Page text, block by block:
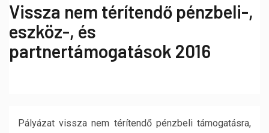
Vissza nem térítendő pénzbeli-,
eszköz-, és
partnertámogatások 2016
Pályázat vissza nem térítendő pénzbeli támogatásra,